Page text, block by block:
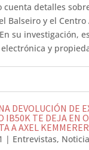
cuenta detalles
Balseiro y el Centro
su investigación,
y
DEVOLUCIÓN DE
IB50K TE DEJA EN
A AXEL KEMMERER
| Entrevistas,